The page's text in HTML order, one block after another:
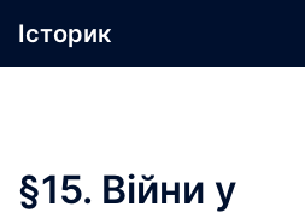
доІсторик
§15. Війни у